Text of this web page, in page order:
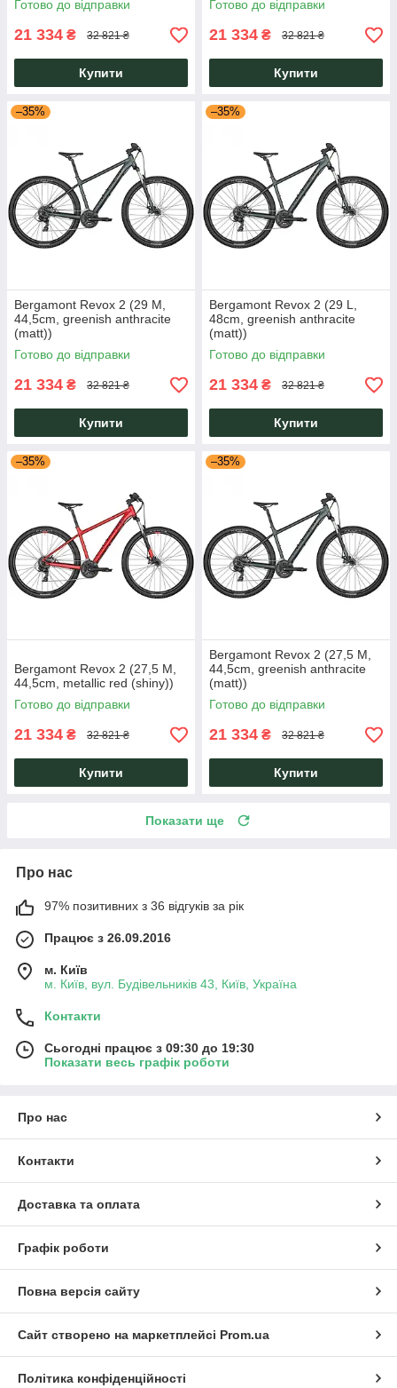
Готово до відправки
21 334 ₴ 32 821 ₴
Купити
Готово до відправки
21 334 ₴ 32 821 ₴
Купити
–35%
Bergamont Revox 2 (29 M,
44,5cm, greenish anthracite
(matt))
Готово до відправки
21 334 ₴ 32 821 ₴
Купити
–35%
Bergamont Revox 2 (29 L,
48cm, greenish anthracite
(matt))
Готово до відправки
21 334 ₴ 32 821 ₴
Купити
–35%
Bergamont Revox 2 (27,5 M,
44,5cm, metallic red (shiny))
Готово до відправки
21 334 ₴ 32 821 ₴
Купити
–35%
Bergamont Revox 2 (27,5 M,
44,5cm, greenish anthracite
(matt))
Готово до відправки
21 334 ₴ 32 821 ₴
Купити
Показати ще
Про нас
97% позитивних з 36 відгуків за рік
Працює з 26.09.2016
м. Київ
м. Київ, вул. Будівельників 43, Київ, Україна
Контакти
Сьогодні працює з 09:30 до 19:30
Показати весь графік роботи
Про нас
Контакти
Доставка та оплата
Графік роботи
Повна версія сайту
Сайт створено на маркетплейсі Prom.ua
Політика конфіденційності